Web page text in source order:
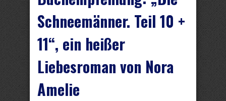
Schneemänner. Teil 10 +
11“, ein heißer
Liebesroman von Nora
Amelie